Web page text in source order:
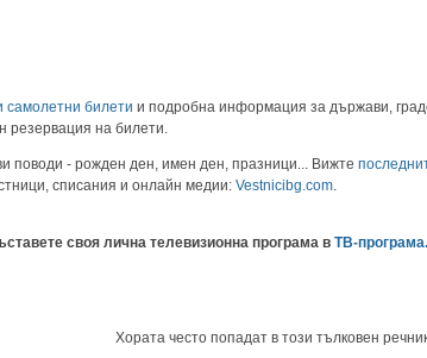
самолетни билети и подробна информация за държави,
резервация на билети.
поводи - рожден ден, имен ден, празници... Вижте
списания и онлайн медии: Vestnicibg.com
своя лична телевизионна програма в ТВ-
Хората често попадат в този тълковен